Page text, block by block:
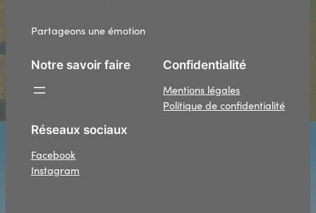
Partageons une émotion
Notre savoir faire
Confidentialité
Mentions légales
Politique de confidentialité
Réseaux sociaux
Facebook
Instagram